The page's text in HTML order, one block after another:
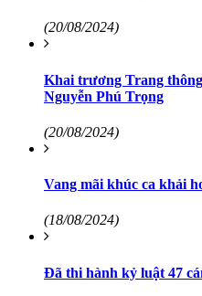
(20/08/2024)
Khai trương Trang
Nguyễn Phú Trọng
(20/08/2024)
Vang mãi khúc ca khải
(18/08/2024)
Đã thi hành kỷ luật 47